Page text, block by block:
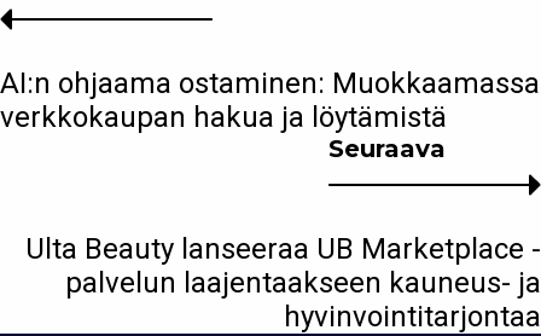
Seuraava
Ulta Beauty lanseeraa UB Marketplace -
palvelun laajentaakseen kauneus- ja
hyvinvointitarjontaa
AI:n ohjaama ostaminen: Muokkaamassa
verkkokaupan hakua ja löytämistä